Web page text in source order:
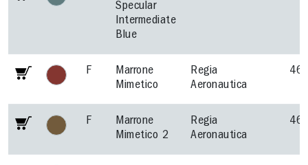
Specular
Intermediate
Blue
F
Marrone
Mimetico
Regia
Aeronautica
F
Marrone
Mimetico 2
Regia
Aeronautica